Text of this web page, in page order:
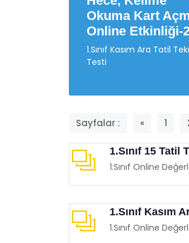
Okuma Kart
Online Etkinliği-
1.Sınıf Kasım Ara Tatil
Testi
Sayfalar : « 1
1.Sınıf 15 Tatil
1.Sınıf Online
1.Sınıf Kasım
1.Sınıf Online